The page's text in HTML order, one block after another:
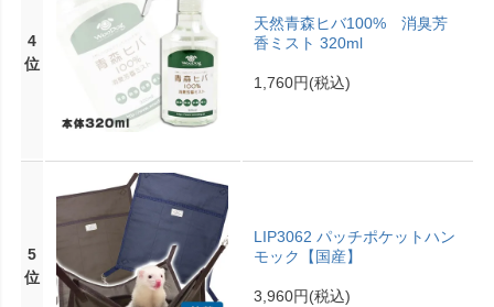
4
位
天然青森ヒバ100% 消臭芳
香ミスト 320ml
1,760円(税込)
5
位
LIP3062 パッチポケットハン
モック【国産】
3,960円(税込)